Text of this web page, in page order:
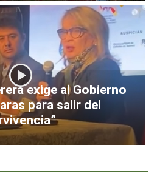
exige al Gobierno
para salir del